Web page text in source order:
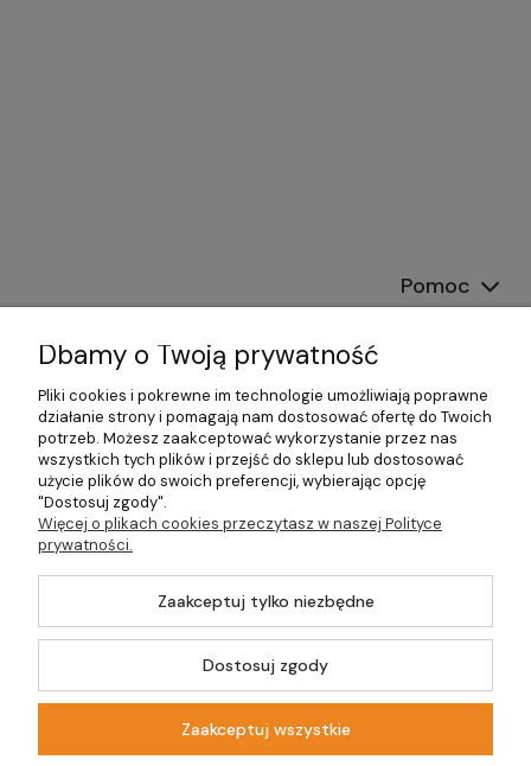
Pomoc
Moje konto
Gwarancja i zwroty
O firmie
©2026 Wszelkie Prawa Zastrzeżone | DOM-OGRÓD-HOBBY.PL
Dbamy o Twoją prywatność
Pliki cookies i pokrewne im technologie umożliwiają poprawne
działanie strony i pomagają nam dostosować ofertę do Twoich
potrzeb. Możesz zaakceptować wykorzystanie przez nas
wszystkich tych plików i przejść do sklepu lub dostosować
użycie plików do swoich preferencji, wybierając opcję
"Dostosuj zgody".
Więcej o plikach cookies przeczytasz w naszej Polityce
prywatności.
Zaakceptuj tylko niezbędne
Dostosuj zgody
Zaakceptuj wszystkie